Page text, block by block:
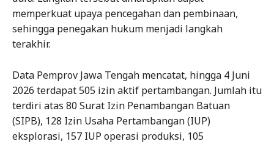
memperkuat upaya pencegahan dan pembinaan,
sehingga penegakan hukum menjadi langkah
terakhir.
Data Pemprov Jawa Tengah mencatat, hingga 4 Juni
2026 terdapat 505 izin aktif pertambangan. Jumlah itu
terdiri atas 80 Surat Izin Penambangan Batuan
(SIPB), 128 Izin Usaha Pertambangan (IUP)
eksplorasi, 157 IUP operasi produksi, 105